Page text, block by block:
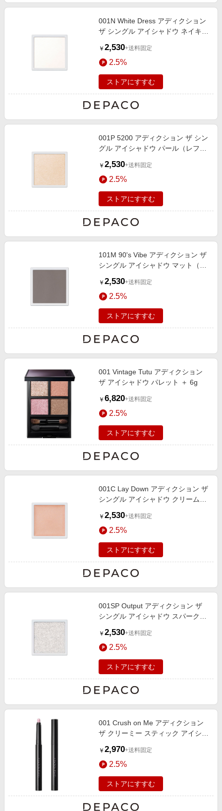
001N White Dress アディクション
ザ シングル アイシャドウ ネイキッ
￥ 2,530+送料固定
2.5%
ストアにすすむ
001P 5200 アディクション ザ シン
グル アイシャドウ パール（レフィ
￥ 2,530+送料固定
2.5%
ストアにすすむ
101M 90's Vibe アディクション ザ
シングル アイシャドウ マット（レ
￥ 2,530+送料固定
2.5%
ストアにすすむ
001 Vintage Tutu アディクション
ザ アイシャドウ パレット ＋ 6g
￥ 6,820+送料固定
2.5%
ストアにすすむ
001C Lay Down アディクション ザ
シングル アイシャドウ クリーム
￥ 2,530+送料固定
2.5%
ストアにすすむ
001SP Output アディクション ザ
シングル アイシャドウ スパークル
￥ 2,530+送料固定
2.5%
ストアにすすむ
001 Crush on Me アディクション
ザ クリーミー スティック アイシャ
￥ 2,970+送料固定
2.5%
ストアにすすむ